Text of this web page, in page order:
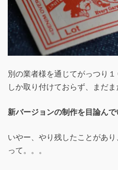
別の業者様を通じてがっつり
しか取り付けておらず、まだま
新バージョンの制作を目論ん
いやー、やり残したことがあ
って。。。